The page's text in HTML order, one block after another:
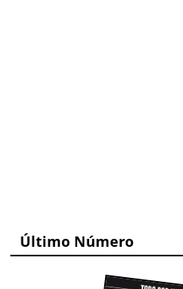
Último Número